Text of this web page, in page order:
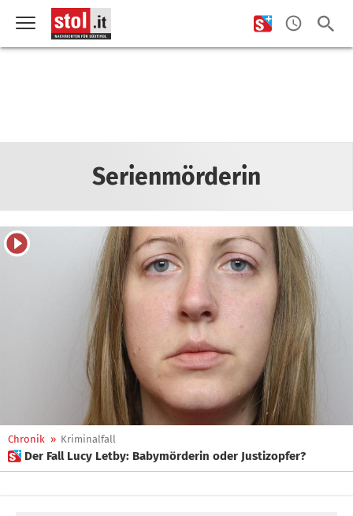
Serienmörderin
Chronik » Kriminalfall
 Der Fall Lucy Letby: Babymörderin oder Justizopfer?